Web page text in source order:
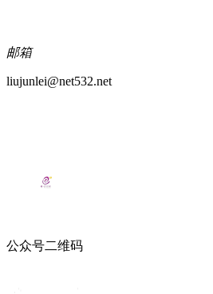
邮箱
liujunlei@net532.net
公众号二维码